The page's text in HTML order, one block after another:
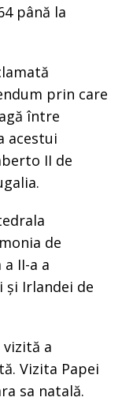
până la
prin care
între
acestui
II de
de
II-a a
Irlandei de
vizită a
Vizita Papei
sa natală.